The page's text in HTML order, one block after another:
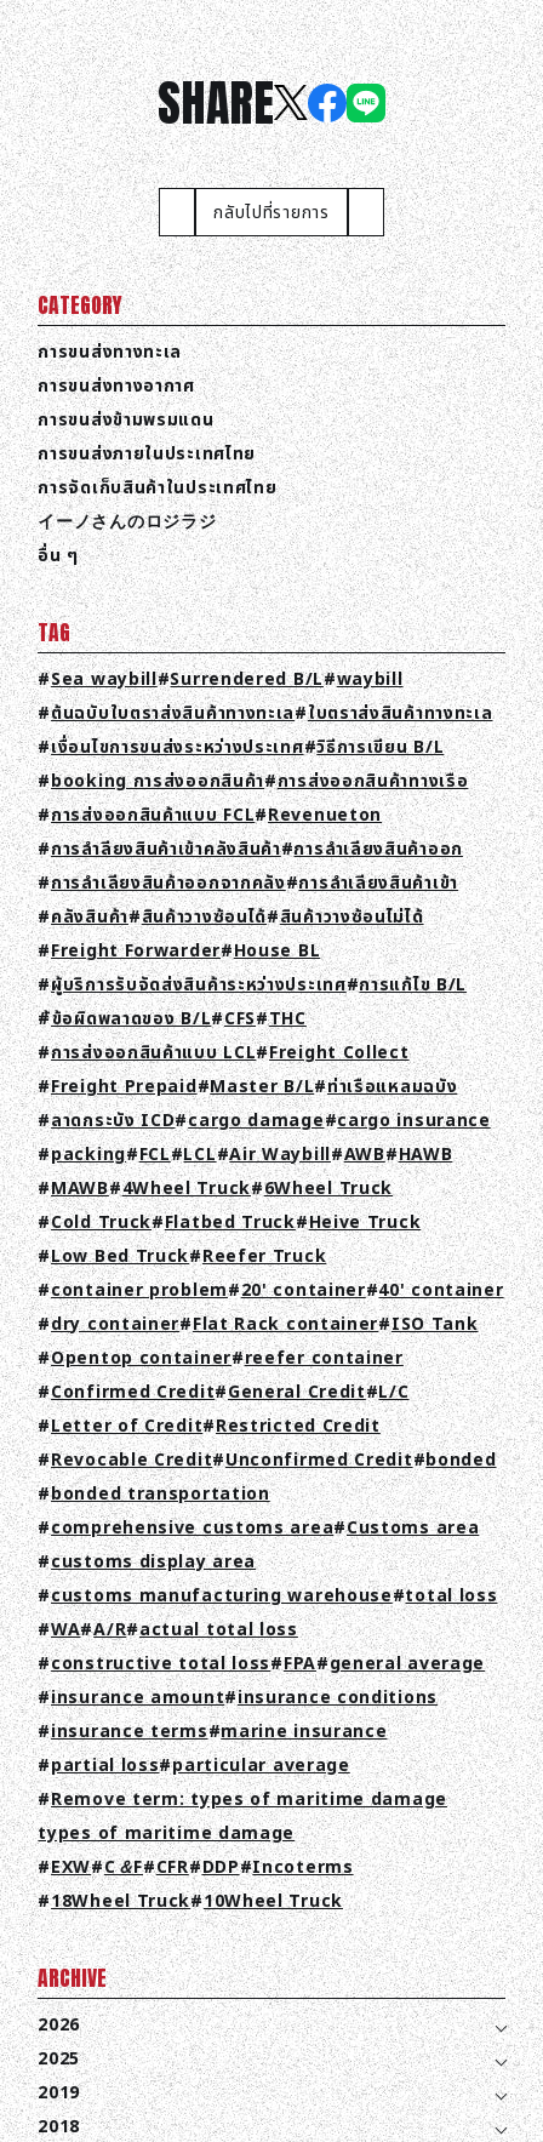
TOP
ABOUT HPS Value
SERVICES
COMPANY
RECRUIT
COLUMN
NEWS
CONTACT
EN JA TH
SHARE
กลับไปที่รายการ
CATEGORY
การขนส่งทางทะเล
การขนส่งทางอากาศ
การขนส่งข้ามพรมแดน
การขนส่งภายในประเทศไทย
การจัดเก็บสินค้าในประเทศไทย
イーノさんのロジラジ
อื่น ๆ
TAG
Sea waybill Surrendered B/L waybill
ต้นฉบับใบตราส่งสินค้าทางทะเล ใบตราส่งสินค้าทางทะเล
เงื่อนไขการขนส่งระหว่างประเทศ วิธีการเขียน B/L
booking การส่งออกสินค้า การส่งออกสินค้าทางเรือ
การส่งออกสินค้าแบบ FCL Revenueton
การลำลียงสินค้าเข้าคลังสินค้า การลำเลียงสินค้าออก
การลำเลียงสินค้าออกจากคลัง การลำเลียงสินค้าเข้า
คลังสินค้า สินค้าวางซ้อนได้ สินค้าวางซ้อนไม่ได้
Freight Forwarder House BL
ผู้บริการรับจัดส่งสินค้าระหว่างประเทศ การแก้ไข B/L
้ข้อผิดพลาดของ B/L CFS THC
การส่งออกสินค้าแบบ LCL Freight Collect
Freight Prepaid Master B/L ท่าเรือแหลมฉบัง
ลาดกระบัง ICD cargo damage cargo insurance
packing FCL LCL Air Waybill AWB HAWB
MAWB 4Wheel Truck 6Wheel Truck
Cold Truck Flatbed Truck Heive Truck
Low Bed Truck Reefer Truck
container problem 20' container 40' container
dry container Flat Rack container ISO Tank
Opentop container reefer container
Confirmed Credit General Credit L/C
Letter of Credit Restricted Credit
Revocable Credit Unconfirmed Credit bonded
bonded transportation
comprehensive customs area Customs area
customs display area
customs manufacturing warehouse total loss
WA A/R actual total loss
constructive total loss FPA general average
insurance amount insurance conditions
insurance terms marine insurance
partial loss particular average
Remove term: types of maritime damage
types of maritime damage
EXW C＆F CFR DDP Incoterms
18Wheel Truck 10Wheel Truck
ARCHIVE
2026
2025
2019
2018